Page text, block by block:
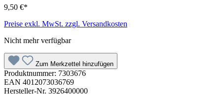
9,50 €*
Preise exkl. MwSt. zzgl. Versandkosten
Nicht mehr verfügbar
Zum Merkzettel hinzufügen
Produktnummer: 7303676
EAN 4012073036769
Hersteller-Nr. 3926400000